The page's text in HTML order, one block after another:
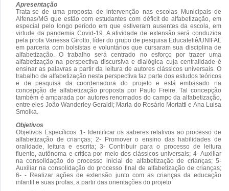
Apresentação
Trata-se de uma proposta de intervenção nas escolas Municipais de
Alfenas/MG que estão com estudantes com déficit de alfabetização, em
especial pelo longo período em que estiveram ausentes da escola, em
virtude da pandemia Covid-19. A atividade de extensão será conduzida
pela profa Vanessa Girotto, líder do grupo de pesquisa Educateliê/UNIFAL
em parceria com bolsistas e voluntários que cursaram sua disciplina de
alfabetização. O trabalho será centrado no esforço por trazer uma
alfabetização na perspectiva discursiva e dialógica cuja centralidade é
ensinar as palavras a partir da leitura de autores clássicos universais. O
trabalho de alfabetização nesta perspectiva faz parte dos estudos teóricos
e de pesquisa da coordenadora do projeto e está embasado na
concepção de alfabetização proposta por Paulo Freire. Tal concepção
também é amparada por autores renomados do campo da alfabetização,
entre eles João Wanderley Geraldi; Maria do Rosário Mortatti e Ana Luisa
Smolka.
Objetivos
Objetivos Específicos: 1- Identificar os saberes relativos ao processo de
alfabetização de crianças; 2- Promover o ensino das habilidades de
oralidade, leitura e escrita; 3- Contribuir para o processo de leitura
fluente, autônoma e crítica por meio dos clássicos universais; 4- Auxiliar
na consolidação do processo inicial de alfabetização de crianças; 5-
Auxiliar na consolidação do processo final de alfabetização de crianças;
6- - Realizar ações de extensão junto com as crianças da educação
infantil e suas profas, a partir das orientações do projeto